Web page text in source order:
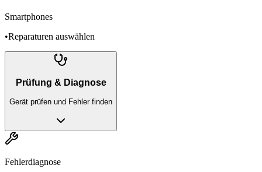
Smartphones
•Reparaturen auswählen
Prüfung & Diagnose
Gerät prüfen und Fehler finden
Fehlerdiagnose